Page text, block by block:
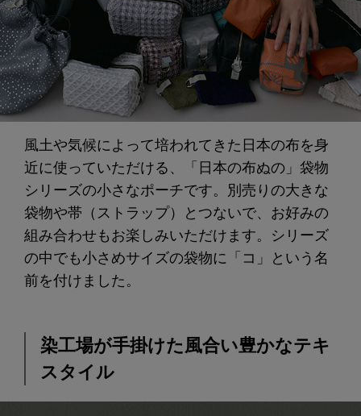
風土や気候によって培われてきた日本の布を身
近に使っていただける、「日本の布ぬの」袋物
シリーズの小さなポーチです。別売りの大きな
袋物や帯（ストラップ）とつないで、お好みの
組み合わせもお楽しみいただけます。シリーズ
の中でも小さめサイズの袋物に「コ」という名
前を付けました。
染工場が手掛けた風合い豊かなテキ
スタイル